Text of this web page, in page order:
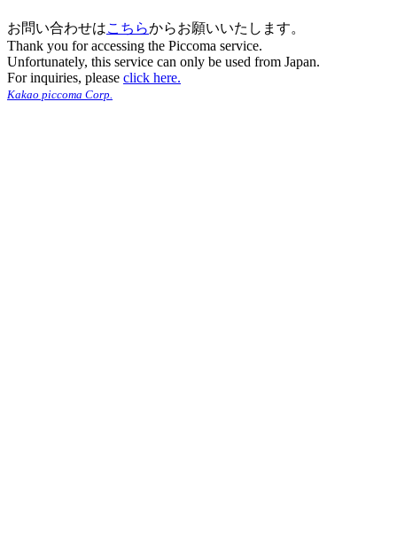
お問い合わせはこちらからお願いいたします。
Thank you for accessing the Piccoma service.
Unfortunately, this service can only be used from Japan.
For inquiries, please click here.
Kakao piccoma Corp.